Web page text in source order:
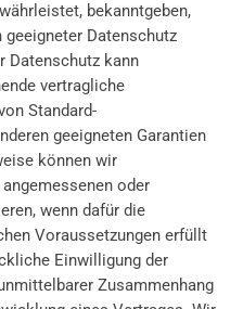
bekanntgeben,
geeigneter Datenschutz
Datenschutz kann
vertragliche
Standard­
geeigneten Garantien
können wir
oder
wenn dafür die
Voraussetzungen erfüllt
Einwilligung der
Zusammenhang